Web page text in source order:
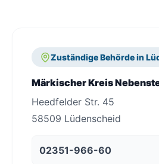
Zuständige Behörde in
Märkischer Kreis
Heedfelder Str. 45
58509 Lüdenscheid
02351-966-60